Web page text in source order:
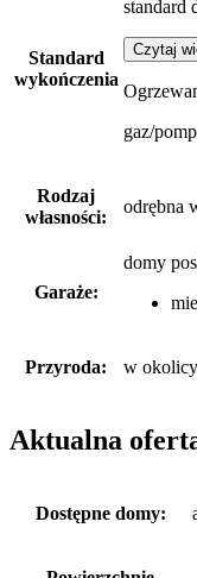
Standard
wykończenia
standard
Czytaj
gaz/
Rodzaj
własności:
odrębna
Garaże:
domy
Przyroda: w
Aktualna
Dostępne domy: